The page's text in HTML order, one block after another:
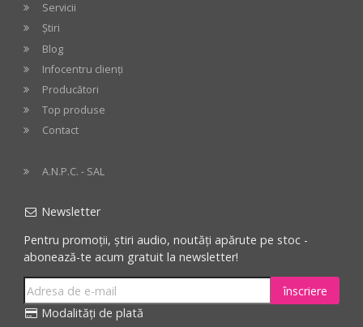
Servicii
Știri
Blog
Infocentru clienți
Producători
Top produse
Contact
A.N.P.C. - SAL
Newsletter
Pentru promoții, știri audio, noutăți apărute pe stoc -
abonează-te acum gratuit la newsletter!
înscriere
Modalități de plată